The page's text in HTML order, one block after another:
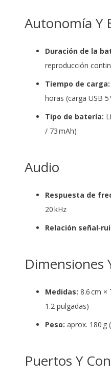
Autonomía Y
Duración de la
reproducción
Tiempo de carga:
horas (carga USB 5
Tipo de batería:
/ 73 mAh)
Audio
Respuesta de
20 kHz
Relación
Dimensiones
Medidas: 8.6 cm ×
1.2 pulgadas)
Peso: aprox. 180 g
Puertos Y